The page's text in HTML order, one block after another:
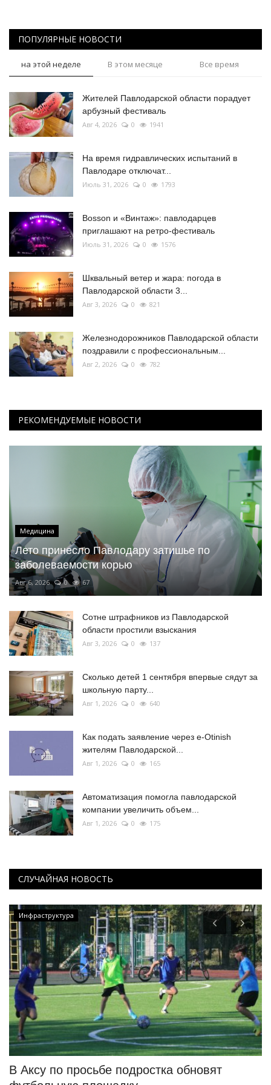
ПОПУЛЯРНЫЕ НОВОСТИ
на этой неделе В этом месяце Все время
Жителей Павлодарской области порадует
арбузный фестиваль
Авг 4, 2026 0 1941
На время гидравлических испытаний в
Павлодаре отключат...
Июль 31, 2026 0 1793
Bosson и «Винтаж»: павлодарцев
приглашают на ретро-фестиваль
Июль 31, 2026 0 1576
Шквальный ветер и жара: погода в
Павлодарской области 3...
Авг 3, 2026 0 821
Железнодорожников Павлодарской области
поздравили с профессиональным...
Авг 2, 2026 0 782
РЕКОМЕНДУЕМЫЕ НОВОСТИ
Медицина
Лето принесло Павлодару затишье по
заболеваемости корью
Авг 6, 2026 0 67
Сотне штрафников из Павлодарской
области простили взыскания
Авг 3, 2026 0 137
Сколько детей 1 сентября впервые сядут за
школьную парту...
Авг 1, 2026 0 640
Как подать заявление через e-Otinish
жителям Павлодарской...
Авг 1, 2026 0 165
Автоматизация помогла павлодарской
компании увеличить объем...
Авг 1, 2026 0 175
СЛУЧАЙНАЯ НОВОСТЬ
Инфраструктура
В Аксу по просьбе подростка обновят